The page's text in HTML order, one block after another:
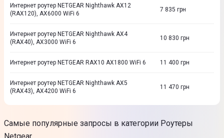
Интернет роутер NETGEAR Nighthawk AX12
(RAX120), AX6000 WiFi 6
7 835 грн
Интернет роутер NETGEAR Nighthawk AX4
(RAX40), AX3000 WiFi 6
10 830 грн
Интернет роутер NETGEAR RAX10 AX1800 WiFi 6 11 400 грн
Интернет роутер NETGEAR Nighthawk AX5
(RAX43), AX4200 WiFi 6
11 470 грн
Самые популярные запросы в категории Роутеры